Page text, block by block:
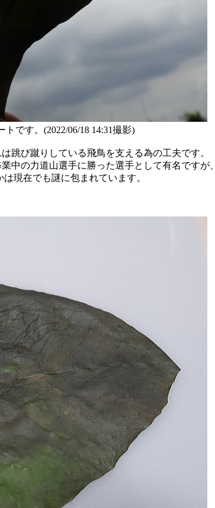
です。(2022/06/18 14:31撮影)
び蹴りしている飛鳥を支える為の工夫です。
の力道山選手に勝った選手として有名ですが、
在でも謎に包まれています。